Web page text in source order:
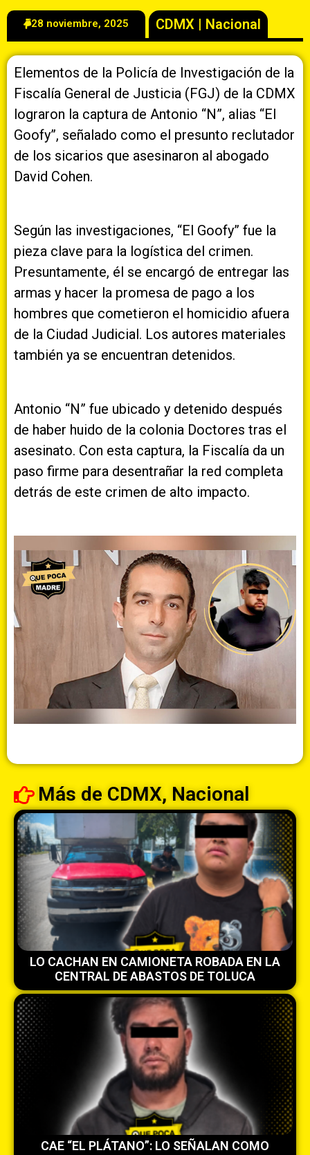
28 noviembre, 2025 CDMX | Nacional
Elementos de la Policía de Investigación de la
Fiscalía General de Justicia (FGJ) de la CDMX
lograron la captura de Antonio “N”, alias “El
Goofy”, señalado como el presunto reclutador
de los sicarios que asesinaron al abogado
David Cohen.
Según las investigaciones, “El Goofy” fue la
pieza clave para la logística del crimen.
Presuntamente, él se encargó de entregar las
armas y hacer la promesa de pago a los
hombres que cometieron el homicidio afuera
de la Ciudad Judicial. Los autores materiales
también ya se encuentran detenidos.
Antonio “N” fue ubicado y detenido después
de haber huido de la colonia Doctores tras el
asesinato. Con esta captura, la Fiscalía da un
paso firme para desentrañar la red completa
detrás de este crimen de alto impacto.
Más de CDMX, Nacional
LO CACHAN EN CAMIONETA ROBADA EN LA
CENTRAL DE ABASTOS DE TOLUCA
CAE “EL PLÁTANO”: LO SEÑALAN COMO